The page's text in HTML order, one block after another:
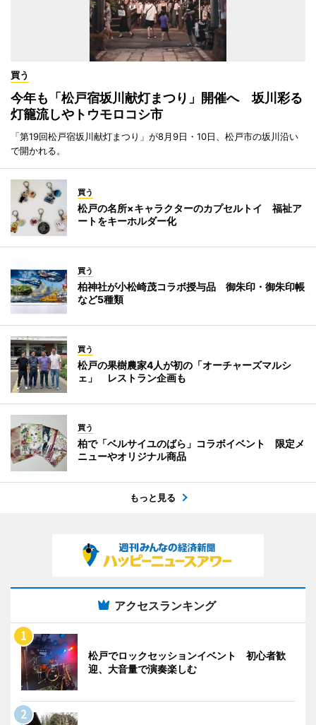
買う
今年も「松戸宿坂川献灯まつり」開催へ 坂川彩る
灯籠流しやトウモロコシ市
「第19回松戸宿坂川献灯まつり」が8月9日・10日、松戸市の坂川沿い
で開かれる。
買う
松戸の名所×キャラクターのカプセルトイ 福祉ア
ートをキーホルダー化
買う
柏神社が小松崎茂コラボ授与品 御朱印・御朱印帳
など5種類
買う
松戸の果樹農家4人が初の「オーチャーズマルシ
ェ」 レストラン企画も
買う
柏で「ベルサイユのばら」コラボイベント 限定メ
ニューやオリジナル商品
もっと見る
アクセスランキング
松戸でロックセッションイベント 初心者歓
迎、大音量で演奏楽しむ